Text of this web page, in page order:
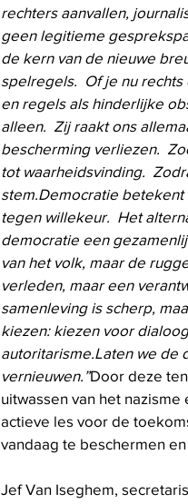
rechters aanvallen,
geen legitieme
de kern van de nieuwe
spelregels.  Of je nu
en regels als hinderlijke
alleen.  Zij raakt ons
bescherming verliezen.
tot waarheidsvinding.
stem.Democratie betekent
tegen willekeur.  Het
democratie een
van het volk, maar de
verleden, maar een
samenleving is scherp,
kiezen: kiezen voor
autoritarisme.Laten we de
vernieuwen.”Door deze
uitwassen van het
actieve les voor de
vandaag te beschermen
Jef Van Iseghem,